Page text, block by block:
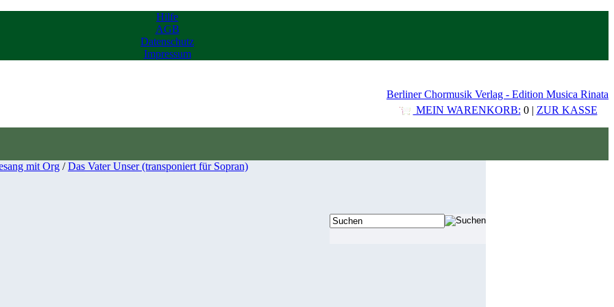
Hilfe
AGB
Datenschutz
Impressum
Berliner Chormusik Verlag - Edition Musica Rinata
MEIN WARENKORB: 0 | ZUR KASSE
mit Org /Das Vater Unser (transponiert für Sopran)